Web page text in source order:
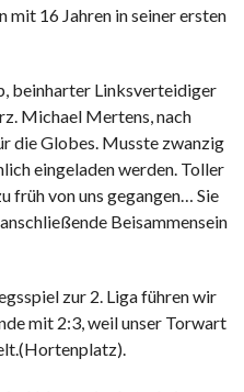
mit 16 Jahren in seiner ersten
beinharter Linksverteidiger
Michael Mertens, nach
die Globes. Musste zwanzig
eingeladen werden. Toller
früh von uns gegangen… Sie
Beisammensein
zur 2. Liga führen wir
mit 2:3, weil unser Torwart